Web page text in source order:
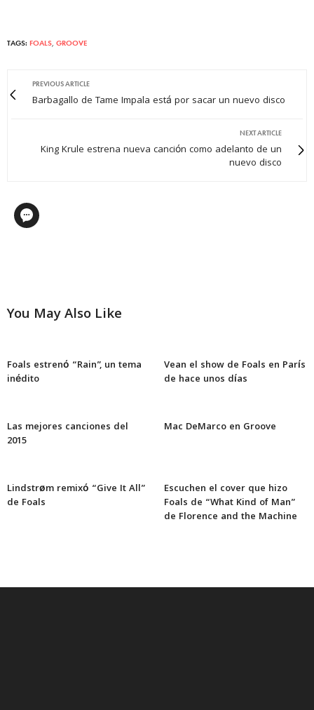
TAGS: FOALS, GROOVE
PREVIOUS ARTICLE
Barbagallo de Tame Impala está por sacar un nuevo disco
NEXT ARTICLE
King Krule estrena nueva canción como adelanto de un
nuevo disco
You May Also Like
Foals estrenó “Rain”, un tema
inédito
Vean el show de Foals en París
de hace unos días
Las mejores canciones del
2015
Mac DeMarco en Groove
Lindstrøm remixó “Give It All”
de Foals
Escuchen el cover que hizo
Foals de “What Kind of Man”
de Florence and the Machine